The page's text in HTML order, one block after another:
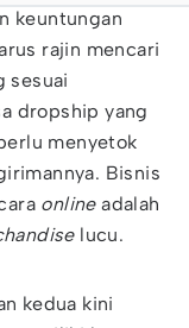
keuntungan
rajin mencari
sesuai
dropship yang
menyetok
Bisnis
onlineadalah
lucu.
kedua kini